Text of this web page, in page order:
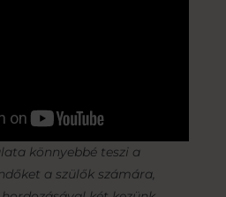
könnyebbé teszi a
a szülők számára,